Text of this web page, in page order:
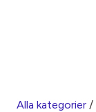
Alla kategorier /